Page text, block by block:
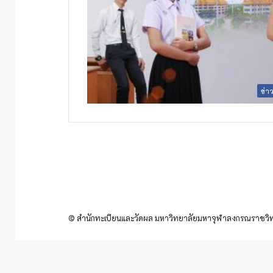
ข่า
© สำนักทะเบียนและวัดผล มหาวิทยาลัยมหาจุฬาลงกรณราชวิ